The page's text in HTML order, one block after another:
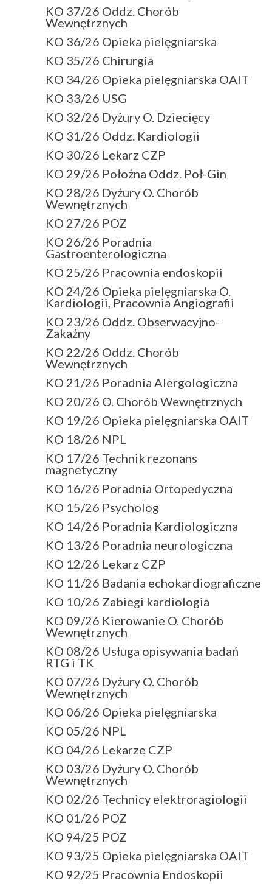
KO 37/26 Oddz. Chorób
Wewnętrznych
KO 36/26 Opieka pielęgniarska
KO 35/26 Chirurgia
KO 34/26 Opieka pielęgniarska OAIT
KO 33/26 USG
KO 32/26 Dyżury O. Dziecięcy
KO 31/26 Oddz. Kardiologii
KO 30/26 Lekarz CZP
KO 29/26 Położna Oddz. Poł-Gin
KO 28/26 Dyżury O. Chorób
Wewnętrznych
KO 27/26 POZ
KO 26/26 Poradnia
Gastroenterologiczna
KO 25/26 Pracownia endoskopii
KO 24/26 Opieka pielęgniarska O.
Kardiologii, Pracownia Angiografii
KO 23/26 Oddz. Obserwacyjno-
Zakaźny
KO 22/26 Oddz. Chorób
Wewnętrznych
KO 21/26 Poradnia Alergologiczna
KO 20/26 O. Chorób Wewnętrznych
KO 19/26 Opieka pielęgniarska OAIT
KO 18/26 NPL
KO 17/26 Technik rezonans
magnetyczny
KO 16/26 Poradnia Ortopedyczna
KO 15/26 Psycholog
KO 14/26 Poradnia Kardiologiczna
KO 13/26 Poradnia neurologiczna
KO 12/26 Lekarz CZP
KO 11/26 Badania echokardiograficzne
KO 10/26 Zabiegi kardiologia
KO 09/26 Kierowanie O. Chorób
Wewnętrznych
KO 08/26 Usługa opisywania badań
RTG i TK
KO 07/26 Dyżury O. Chorób
Wewnętrznych
KO 06/26 Opieka pielęgniarska
KO 05/26 NPL
KO 04/26 Lekarze CZP
KO 03/26 Dyżury O. Chorób
Wewnętrznych
KO 02/26 Technicy elektroragiologii
KO 01/26 POZ
KO 94/25 POZ
KO 93/25 Opieka pielęgniarska OAIT
KO 92/25 Pracownia Endoskopii